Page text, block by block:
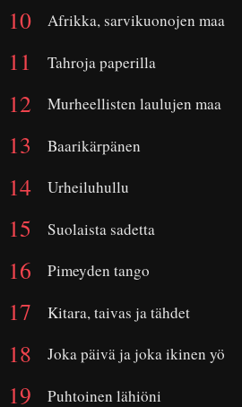
Afrikka, sarvikuonojen maa
Tahroja paperilla
Murheellisten laulujen maa
Baarikärpänen
Urheiluhullu
Suolaista sadetta
Pimeyden tango
Kitara, taivas ja tähdet
Joka päivä ja joka ikinen yö
Puhtoinen lähiöni